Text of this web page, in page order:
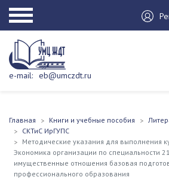
e-mail: eb@umczdt.ru
Главная Книги и учебные пособия
СКТиС ИрГУПС
Методические указания для выполнения
Экономика организации по специальности
имущественные отношения базовая
профессионального образования